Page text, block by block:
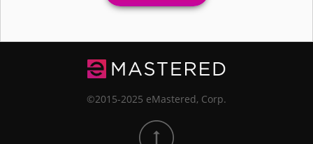
©2015-2025 eMastered, Corp.